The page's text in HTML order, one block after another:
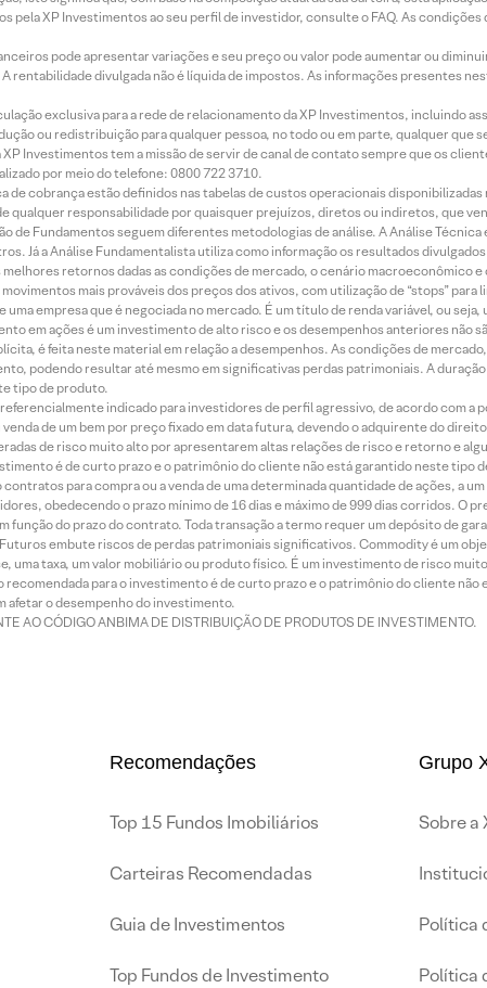
pela XP Investimentos ao seu perfil de investidor, consulte o FAQ. As
pode apresentar variações e seu preço ou valor pode aumentar ou
rentabilidade divulgada não é líquida de impostos. As informações presentes
exclusiva para a rede de relacionamento da XP Investimentos, incluindo
ou redistribuição para qualquer pessoa, no todo ou em parte, qualquer
Investimentos tem a missão de servir de canal de contato sempre que os
por meio do telefone: 0800 722 3710.
de cobrança estão definidos nas tabelas de custos operacionais
qualquer responsabilidade por quaisquer prejuízos, diretos ou indiretos, que
de Fundamentos seguem diferentes metodologias de análise. A Análise
Já a Análise Fundamentalista utiliza como informação os resultados
retornos dadas as condições de mercado, o cenário macroeconômico
mais prováveis dos preços dos ativos, com utilização de “stops” para
uma empresa que é negociada no mercado. É um título de renda variável, ou
em ações é um investimento de alto risco e os desempenhos anteriores não
é feita neste material em relação a desempenhos. As condições de
podendo resultar até mesmo em significativas perdas patrimoniais. A
tipo de produto.
indicado para investidores de perfil agressivo, de acordo com
de um bem por preço fixado em data futura, devendo o adquirente do
de risco muito alto por apresentarem altas relações de risco e retorno e
é de curto prazo e o patrimônio do cliente não está garantido neste tipo
para compra ou a venda de uma determinada quantidade de ações, a
obedecendo o prazo mínimo de 16 dias e máximo de 999 dias corridos. O
função do prazo do contrato. Toda transação a termo requer um depósito de
embute riscos de perdas patrimoniais significativos. Commodity é um
uma taxa, um valor mobiliário ou produto físico. É um investimento de risco
recomendada para o investimento é de curto prazo e o patrimônio do cliente
afetar o desempenho do investimento.
AO CÓDIGO ANBIMA DE DISTRIBUIÇÃO DE PRODUTOS DE INVESTIMENTO.
Recomendações
Top 15 Fundos Imobiliários
Carteiras Recomendadas
Guia de Investimentos
Top Fundos de Investimento
Grupo
Sobre a
Política
Política